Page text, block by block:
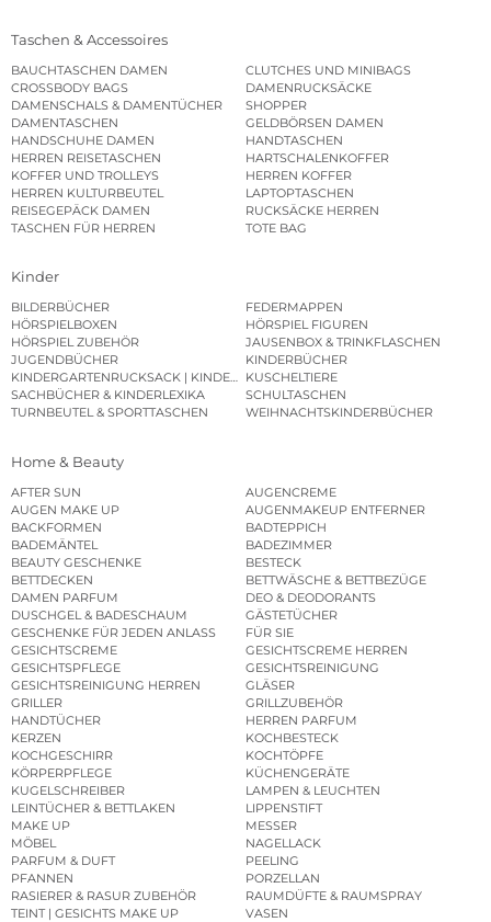
Taschen & Accessoires
BAUCHTASCHEN DAMEN
CLUTCHES UND MINIBAGS
CROSSBODY BAGS
DAMENRUCKSÄCKE
DAMENSCHALS & DAMENTÜCHER
SHOPPER
DAMENTASCHEN
GELDBÖRSEN DAMEN
HANDSCHUHE DAMEN
HANDTASCHEN
HERREN REISETASCHEN
HARTSCHALENKOFFER
KOFFER UND TROLLEYS
HERREN KOFFER
HERREN KULTURBEUTEL
LAPTOPTASCHEN
REISEGEPÄCK DAMEN
RUCKSÄCKE HERREN
TASCHEN FÜR HERREN
TOTE BAG
Kinder
BILDERBÜCHER
FEDERMAPPEN
HÖRSPIELBOXEN
HÖRSPIEL FIGUREN
HÖRSPIEL ZUBEHÖR
JAUSENBOX & TRINKFLASCHEN
JUGENDBÜCHER
KINDERBÜCHER
KINDERGARTENRUCKSACK | KINDERGARTENBEUTEL
KUSCHELTIERE
SACHBÜCHER & KINDERLEXIKA
SCHULTASCHEN
TURNBEUTEL & SPORTTASCHEN
WEIHNACHTSKINDERBÜCHER
Home & Beauty
AFTER SUN
AUGENCREME
AUGEN MAKE UP
AUGENMAKEUP ENTFERNER
BACKFORMEN
BADTEPPICH
BADEMÄNTEL
BADEZIMMER
BEAUTY GESCHENKE
BESTECK
BETTDECKEN
BETTWÄSCHE & BETTBEZÜGE
DAMEN PARFUM
DEO & DEODORANTS
DUSCHGEL & BADESCHAUM
GÄSTETÜCHER
GESCHENKE FÜR JEDEN ANLASS
FÜR SIE
GESICHTSCREME
GESICHTSCREME HERREN
GESICHTSPFLEGE
GESICHTSREINIGUNG
GESICHTSREINIGUNG HERREN
GLÄSER
GRILLER
GRILLZUBEHÖR
HANDTÜCHER
HERREN PARFUM
KERZEN
KOCHBESTECK
KOCHGESCHIRR
KOCHTÖPFE
KÖRPERPFLEGE
KÜCHENGERÄTE
KUGELSCHREIBER
LAMPEN & LEUCHTEN
LEINTÜCHER & BETTLAKEN
LIPPENSTIFT
MAKE UP
MESSER
MÖBEL
NAGELLACK
PARFUM & DUFT
PEELING
PFANNEN
PORZELLAN
RASIERER & RASUR ZUBEHÖR
RAUMDÜFTE & RAUMSPRAY
TEINT | GESICHTS MAKE UP
VASEN